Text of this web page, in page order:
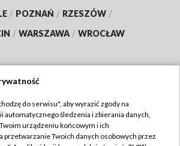
/ POZNAŃ / RZESZÓW /
/ WARSZAWA / WROCŁAW
TVP
Regulamin TVP
do serwisu", aby wyrazić zgody na
automatycznego śledzenia i zbierania danych,
urządzeniu końcowym i ich
przetwarzanie Twoich danych osobowych przez